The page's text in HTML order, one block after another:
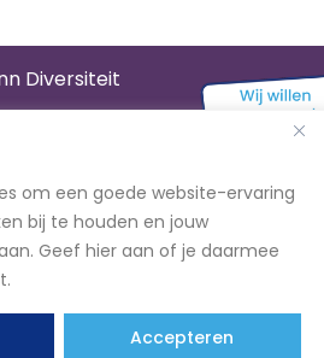
om een goede website-ervaring
bij te houden en jouw
Geef hier aan of je daarmee
Accepteren
Diversiteit
9107 33